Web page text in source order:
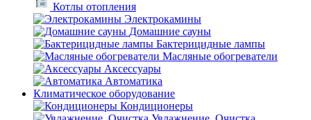
Котлы отопления
Электрокамины
Домашние сауны
Бактерицидные лампы
Масляные обогреватели
Аксессуары
Автоматика
Климатическое оборудование
Кондиционеры